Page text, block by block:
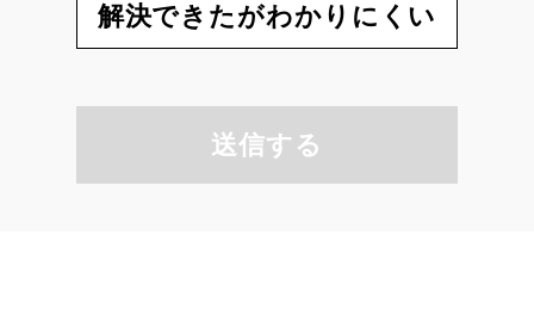
解決できたがわかりにくい
送信する